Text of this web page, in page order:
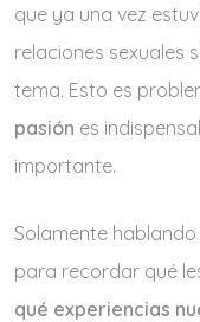
que ya una vez
relaciones sexuales
tema. Esto es
pasión es
importante.
Solamente
para recordar qué
qué experiencias